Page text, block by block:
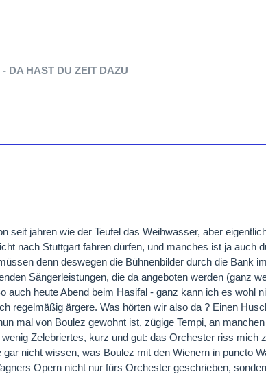
DA HAST DU ZEIT DAZU
seit jahren wie der Teufel das Weihwasser, aber
nach Stuttgart fahren dürfen, und manches ist ja auch
denn deswegen die Bühnenbilder durch die Bank
Sängerleistungen, die da angeboten werden (ganz
auch heute Abend beim Hasifal - ganz kann ich es wohl
regelmäßig ärgere. Was hörten wir also da ? Einen
mal von Boulez gewohnt ist, zügige Tempi, an
Zelebriertes, kurz und gut: das Orchester riss mich
gar nicht wissen, was Boulez mit den Wienern in puncto
Opern nicht nur fürs Orchester geschrieben,